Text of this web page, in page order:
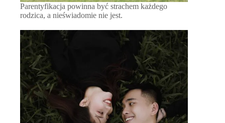
Parentyfikacja powinna być strachem każdego
rodzica, a nieświadomie nie jest.